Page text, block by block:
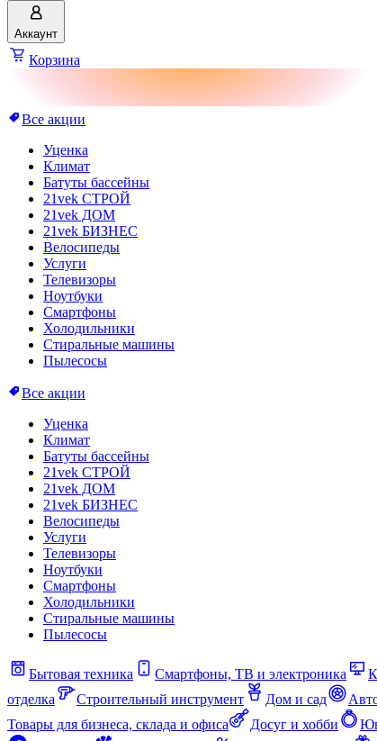
Аккаунт
Корзина
Все акции
Уценка
Климат
Батуты бассейны
21vek СТРОЙ
21vek ДОМ
21vek БИЗНЕС
Велосипеды
Услуги
Телевизоры
Ноутбуки
Смартфоны
Холодильники
Стиральные машины
Пылесосы
Все акции
Уценка
Климат
Батуты бассейны
21vek СТРОЙ
21vek ДОМ
21vek БИЗНЕС
Велосипеды
Услуги
Телевизоры
Ноутбуки
Смартфоны
Холодильники
Стиральные машины
Пылесосы
Бытовая техника Смартфоны, ТВ и электроника
отделка
Строительный инструмент Дом и сад
Товары для бизнеса, склада и офиса
Досуг и хобби